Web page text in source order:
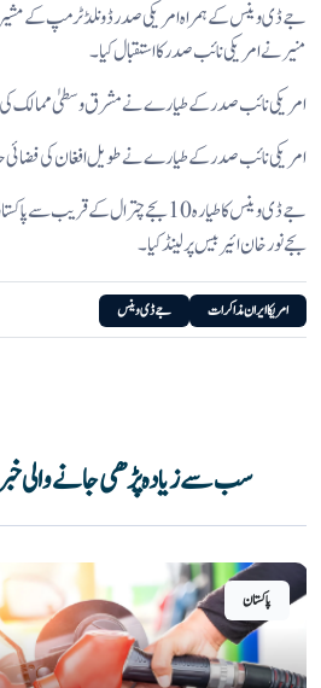
جے ڈی وینس کے ہمراہ امریکی صدر ڈونلڈ ٹرمپ کے مشیر
منیر نے امریکی نائب صدر کا استقبال کیا۔
امریکی نائب صدر کے طیارے نے مشرق وسطیٰ ممالک کی فضا
امریکی نائب صدر کے طیارے نے طویل افغان کی فضائی
بجے نورخان ائیر بیس پر لینڈ کیا۔
امریکا ایران مذاکرات جے ڈی وینس
سب سے زیادہ پڑھی جانے والی
پاکستان